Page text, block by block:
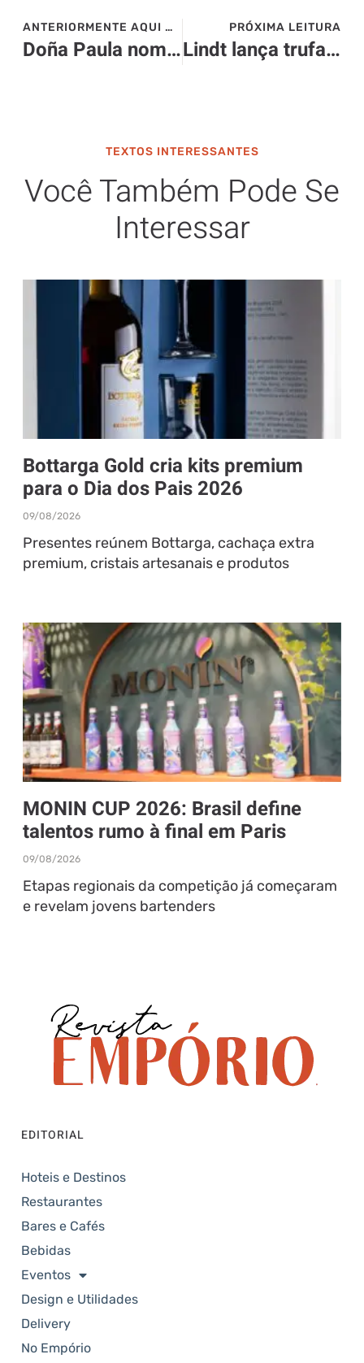
ANTERIORMENTE AQUI NO SITE>>>
Doña Paula nomeia Mauricio Palacios como gerente geral
PRÓXIMA LEITURA
Lindt lança trufa Lindor Napolitano
TEXTOS INTERESSANTES
Você Também Pode Se
Interessar
Bottarga Gold cria kits premium
para o Dia dos Pais 2026
09/08/2026
Presentes reúnem Bottarga, cachaça extra
premium, cristais artesanais e produtos
MONIN CUP 2026: Brasil define
talentos rumo à final em Paris
09/08/2026
Etapas regionais da competição já começaram
e revelam jovens bartenders
EDITORIAL
Hoteis e Destinos
Restaurantes
Bares e Cafés
Bebidas
Eventos
Design e Utilidades
Delivery
No Empório